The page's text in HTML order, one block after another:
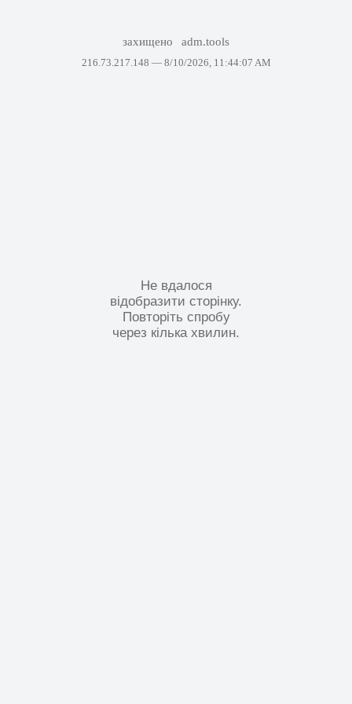
захищено adm.tools
216.73.217.148 — 8/10/2026, 11:44:07 AM
Не вдалося
відобразити сторінку.
Повторіть спробу
через кілька хвилин.